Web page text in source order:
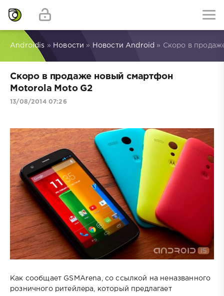
Androidis » Новости » Новости Android » Скоро в
Скоро в продаже новый смартфон
Motorola Moto G2
13/08/2014 07:26
Как сообщает GSMArena, со ссылкой на неназванного
розничного ритейлера, который предлагает